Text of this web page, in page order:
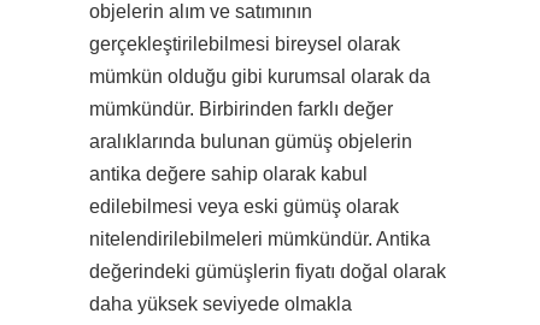
objelerin alım ve satımının
gerçekleştirilebilmesi bireysel olarak
mümkün olduğu gibi kurumsal olarak da
mümkündür. Birbirinden farklı değer
aralıklarında bulunan gümüş objelerin
antika değere sahip olarak kabul
edilebilmesi veya eski gümüş olarak
nitelendirilebilmeleri mümkündür. Antika
değerindeki gümüşlerin fiyatı doğal olarak
daha yüksek seviyede olmakla